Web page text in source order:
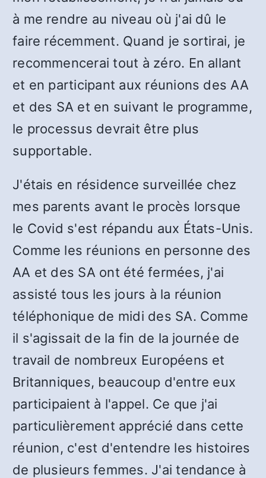
à me rendre au niveau où j'ai dû le
faire récemment. Quand je sortirai, je
recommencerai tout à zéro. En allant
et en participant aux réunions des AA
et des SA et en suivant le programme,
le processus devrait être plus
supportable.
J'étais en résidence surveillée chez
mes parents avant le procès lorsque
le Covid s'est répandu aux États-Unis.
Comme les réunions en personne des
AA et des SA ont été fermées, j'ai
assisté tous les jours à la réunion
téléphonique de midi des SA. Comme
il s'agissait de la fin de la journée de
travail de nombreux Européens et
Britanniques, beaucoup d'entre eux
participaient à l'appel. Ce que j'ai
particulièrement apprécié dans cette
réunion, c'est d'entendre les histoires
de plusieurs femmes. J'ai tendance à